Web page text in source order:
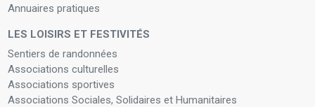
Annuaires pratiques
LES LOISIRS ET FESTIVITÉS
Sentiers de randonnées
Associations culturelles
Associations sportives
Associations Sociales, Solidaires et Humanitaires